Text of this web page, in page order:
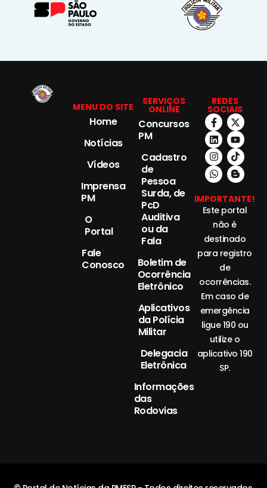
MENU DO SITE
Home
Notícias
Vídeos
Imprensa
PM
O
Portal
Fale
Conosco
SERVIÇOS
ONLINE
Concursos
PM
Cadastro
de
Pessoa
Surda, de
PcD
Auditiva
ou da
Fala
Boletim de
Ocorrência
Eletrônico
Aplicativos
da Polícia
Militar
Delegacia
Eletrônica
Informações
das
Rodovias
REDES
SOCIAIS
IMPORTANTE!
Este portal
não é
destinado
para registro
de
ocorrências.
Em caso de
emergência
ligue 190 ou
utilize o
aplicativo 190
SP.